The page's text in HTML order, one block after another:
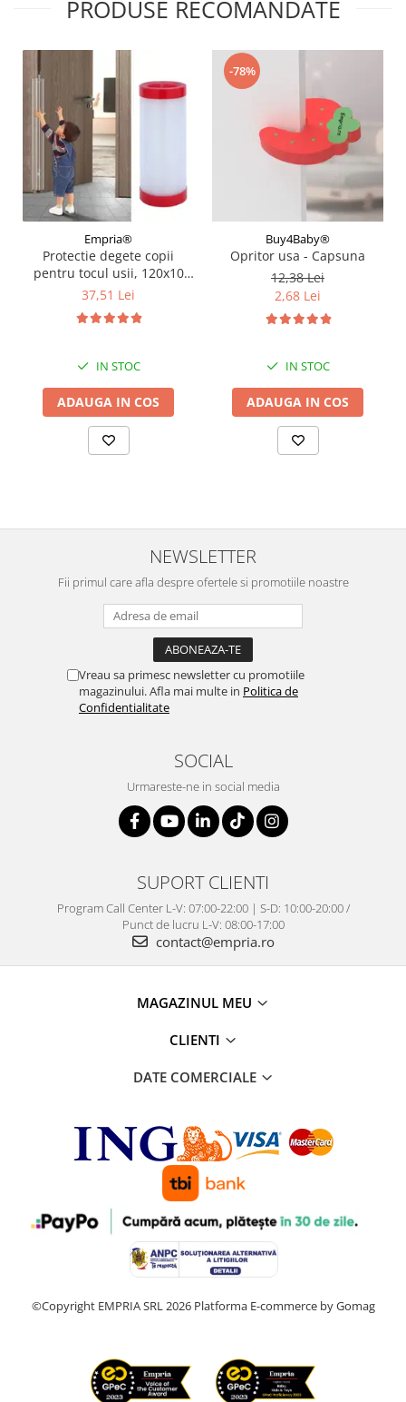
PRODUSE RECOMANDATE
Empria®
Protectie degete copii
pentru tocul usii, 120x10
cm, Diverse dimensiuni
37,51 Lei
IN STOC
ADAUGA IN COS
-78%
Buy4Baby®
Opritor usa - Capsuna
12,38 Lei
2,68 Lei
IN STOC
ADAUGA IN COS
NEWSLETTER
Fii primul care afla despre ofertele si promotiile noastre
Vreau sa primesc newsletter cu promotiile
magazinului. Afla mai multe in Politica de
Confidentialitate
SOCIAL
Urmareste-ne in social media
SUPORT CLIENTI
Program Call Center L-V: 07:00-22:00 | S-D: 10:00-20:00 /
Punct de lucru L-V: 08:00-17:00
contact@empria.ro
MAGAZINUL MEU
CLIENTI
DATE COMERCIALE
©Copyright EMPRIA SRL 2026 Platforma E-commerce by Gomag